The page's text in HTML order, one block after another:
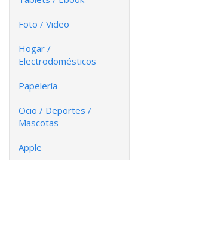
Foto / Video
Hogar /
Electrodomésticos
Papelería
Ocio / Deportes /
Mascotas
Apple